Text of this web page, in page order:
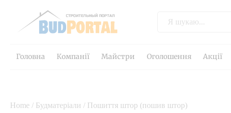
Головна Компанії Майстри Оголошення Акції
Home / Будматеріали / Пошиття штор (пошив штор)